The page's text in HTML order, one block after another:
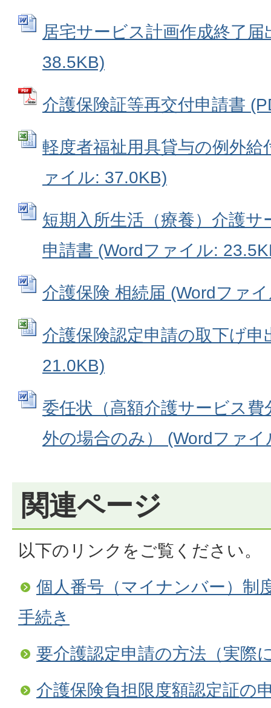
居宅サービス計画作成終了
38.5KB)
介護保険証等再交付申請書
軽度者福祉用具貸与の例外給
ァイル: 37.0KB)
短期入所生活（療養）介護
申請書 (Wordファイル:
介護保険 相続届 (Wordファ
介護保険認定申請の取下げ
21.0KB)
委任状（高額介護サービス
外の場合のみ） (Wordファ
関連ページ
以下のリンクをご覧ください。
個人番号（マイナンバー）制
手続き
要介護認定申請の方法（実際
介護保険負担限度額認定証の